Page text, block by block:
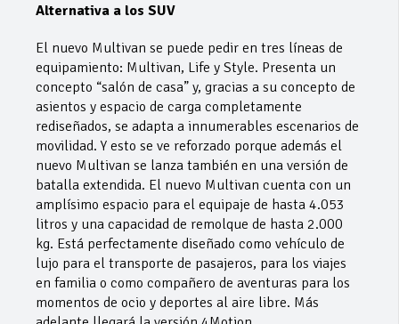
Alternativa a los SUV
El nuevo Multivan se puede pedir en tres líneas de
equipamiento: Multivan, Life y Style. Presenta un
concepto “salón de casa” y, gracias a su concepto de
asientos y espacio de carga completamente
rediseñados, se adapta a innumerables escenarios de
movilidad. Y esto se ve reforzado porque además el
nuevo Multivan se lanza también en una versión de
batalla extendida. El nuevo Multivan cuenta con un
amplísimo espacio para el equipaje de hasta 4.053
litros y una capacidad de remolque de hasta 2.000
kg. Está perfectamente diseñado como vehículo de
lujo para el transporte de pasajeros, para los viajes
en familia o como compañero de aventuras para los
momentos de ocio y deportes al aire libre. Más